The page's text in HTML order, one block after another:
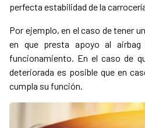
perfecta estabilidad de la
Por ejemplo, en el caso de tener
en que presta apoyo al airbag
funcionamiento. En el caso de
deteriorada es posible que en
cumpla su función.